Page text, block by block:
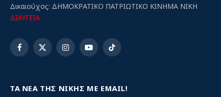
Δικαιούχος: ΔΗΜΟΚΡΑΤΙΚΟ ΠΑΤΡΙΩΤΙΚΟ ΚΙΝΗΜΑ ΝΙΚΗ
ΔΙΑΥΓΕΙΑ
Facebook
X
InstagramYouTubeTikTok
ΤΑ ΝΕΑ ΤΗΣ ΝΙΚΗΣ ΜΕ EMAIL!